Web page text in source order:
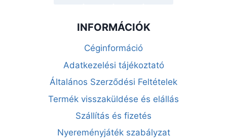
INFORMÁCIÓK
Céginformáció
Adatkezelési tájékoztató
Általános Szerződési Feltételek
Termék visszaküldése és elállás
Szállítás és fizetés
Nyereményjáték szabályzat